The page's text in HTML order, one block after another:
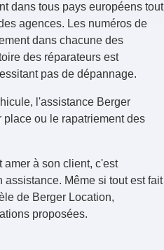
dans tous pays européens tout
agences. Les numéros de
dans chacune des
des réparateurs est
pas de dépannage.
l'assistance Berger
ou le rapatriement des
à son client, c'est
Même si tout est fait
de Berger Location,
proposées.